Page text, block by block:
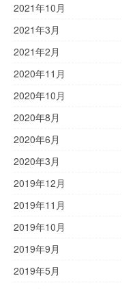
2021年10月
2021年3月
2021年2月
2020年11月
2020年10月
2020年8月
2020年6月
2020年3月
2019年12月
2019年11月
2019年10月
2019年9月
2019年5月